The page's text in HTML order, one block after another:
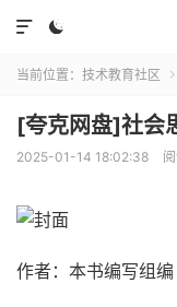


当前位置： 技术教育社区 
[夸克网盘]社会
2025-01-14 18:02:38
作者：本书编写组编